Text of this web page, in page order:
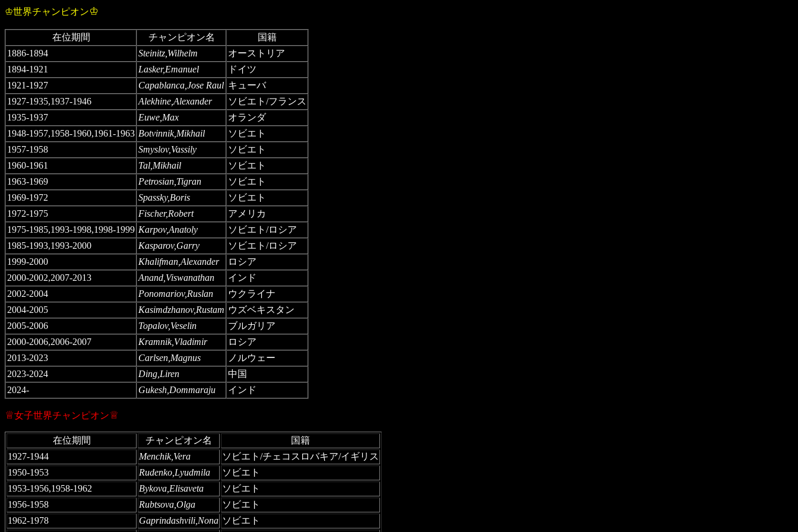
♔世界チャンピオン♔
在位期間 チャンピオン名
国籍
1886-1894
Steinitz,Wilhelm
オーストリア
1894-1921
Lasker,Emanuel
ドイツ
1921-1927
Capablanca,Jose Raul キューバ
1927-1935,1937-1946
Alekhine,Alexander
ソビエト/フランス
1935-1937
Euwe,Max
オランダ
1948-1957,1958-1960,1961-1963 Botvinnik,Mikhail
ソビエト
1957-1958
Smyslov,Vassily
ソビエト
1960-1961
Tal,Mikhail
ソビエト
1963-1969
Petrosian,Tigran
ソビエト
1969-1972
Spassky,Boris
ソビエト
1972-1975
Fischer,Robert
アメリカ
1975-1985,1993-1998,1998-1999 Karpov,Anatoly
ソビエト/ロシア
1985-1993,1993-2000
Kasparov,Garry
ソビエト/ロシア
1999-2000
Khalifman,Alexander
ロシア
2000-2002,2007-2013
Anand,Viswanathan
インド
2002-2004
Ponomariov,Ruslan
ウクライナ
2004-2005
Kasimdzhanov,Rustam ウズベキスタン
2005-2006
Topalov,Veselin
ブルガリア
2000-2006,2006-2007
Kramnik,Vladimir
ロシア
2013-2023
Carlsen,Magnus
ノルウェー
2023-2024
Ding,Liren
中国
2024-
Gukesh,Dommaraju インド
♕女子世界チャンピオン♕
在位期間 チャンピオン名
国籍
1927-1944
Menchik,Vera
ソビエト/チェコスロバキア/イギリス
1950-1953
Rudenko,Lyudmila
ソビエト
1953-1956,1958-1962
Bykova,Elisaveta
ソビエト
1956-1958
Rubtsova,Olga
ソビエト
1962-1978
Gaprindashvili,Nona ソビエト